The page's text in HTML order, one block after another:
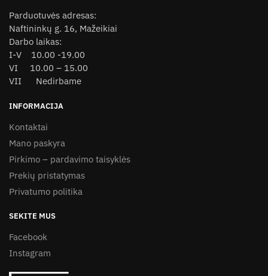
Parduotuvės adresas:
Naftininkų g. 16, Mažeikiai
Darbo laikas:
I-V 10.00 -19.00
VI 10.00 – 15.00
VII Nedirbame
INFORMACIJA
Kontaktai
Mano paskyra
Pirkimo – pardavimo taisyklės
Prekių pristatymas
Privatumo politika
SEKITE MUS
Facebook
Instagram